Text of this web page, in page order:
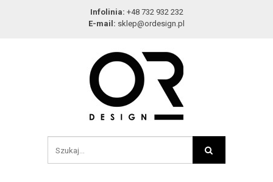
Infolinia: +48 732 932 232
E-mail: sklep@ordesign.pl